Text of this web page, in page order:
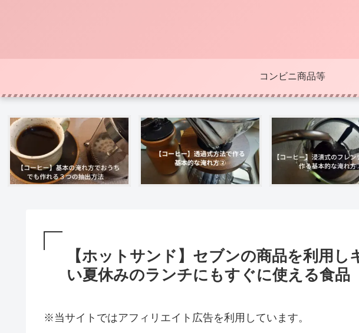
コンビニ商品等
【ホットサンド】セブンの商品を利用し
い夏休みのランチにもすぐに使える食
※当サイトではアフィリエイト広告を利用しています。